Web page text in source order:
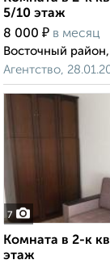
5/10 этаж
8 000 ₽ в месяц
Восточный
Агентство,
7
Комната в 2-к
этаж